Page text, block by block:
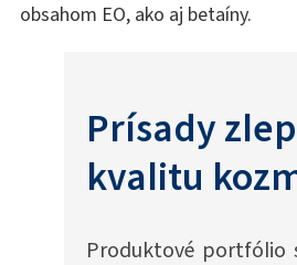
obsahom EO, ako aj betaíny.
Prísady
kvalitu
Produktové portfólio